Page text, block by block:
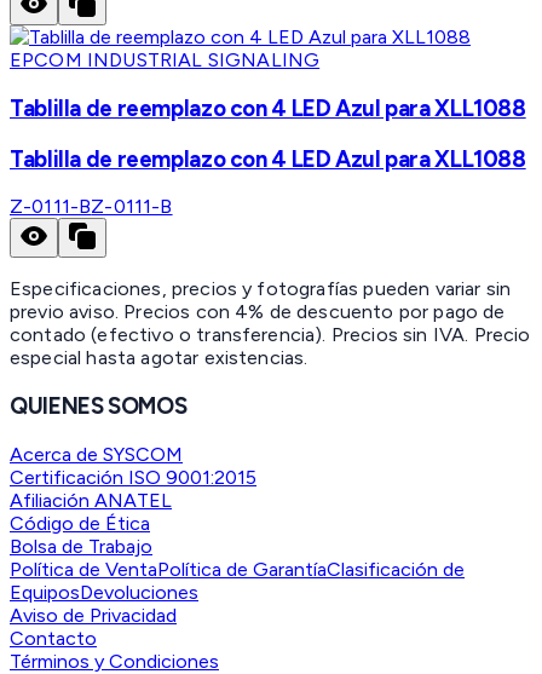
EPCOM INDUSTRIAL SIGNALING
Tablilla de reemplazo con 4 LED Azul para XLL1088
Tablilla de reemplazo con 4 LED Azul para XLL1088
Z-0111-BZ-0111-B
Especificaciones, precios y fotografías pueden variar sin
previo aviso. Precios con 4% de descuento por pago de
contado (efectivo o transferencia). Precios sin IVA. Precio
especial hasta agotar existencias.
QUIENES SOMOS
Acerca de SYSCOM
Certificación ISO 9001:2015
Afiliación ANATEL
Código de Ética
Bolsa de Trabajo
Política de VentaPolítica de GarantíaClasificación de
EquiposDevoluciones
Aviso de Privacidad
Contacto
Términos y Condiciones